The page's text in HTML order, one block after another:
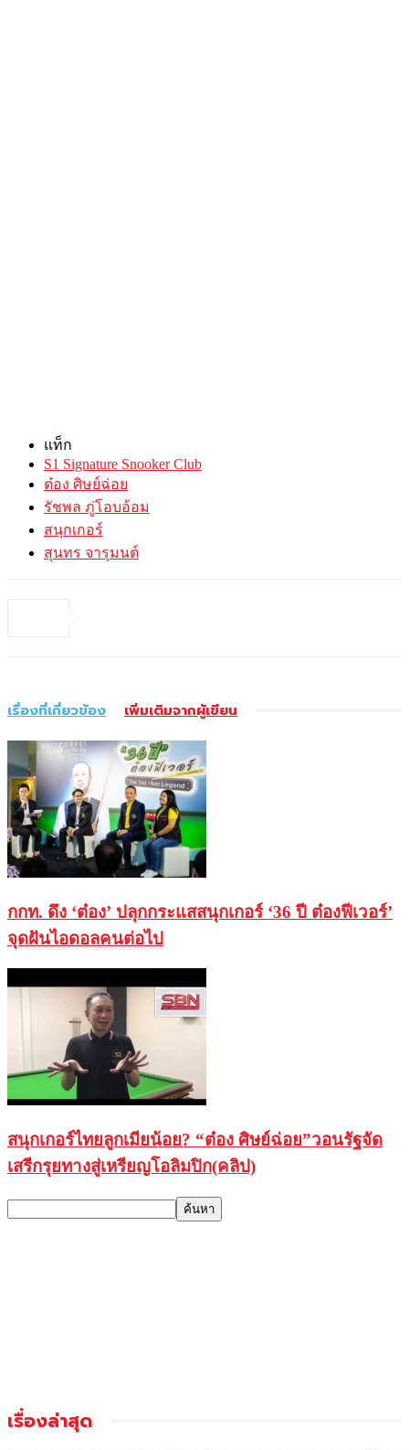
แท็ก
S1 Signature Snooker Club
ต๋อง ศิษย์ฉ่อย
รัชพล ภู่โอบอ้อม
สนุกเกอร์
สุนทร จารุมนต์
เรื่องที่เกี่ยวข้อง เพิ่มเติมจากผู้เขียน
กกท. ดึง ‘ต๋อง’ ปลุกกระแสสนุกเกอร์ ‘36 ปี ต๋องฟีเวอร์’
จุดฝันไอดอลคนต่อไป
สนุกเกอร์ไทยลูกเมียน้อย? “ต๋อง ศิษย์ฉ่อย”วอนรัฐจัด
เสรีกรุยทางสู่เหรียญโอลิมปิก(คลิป)
เรื่องล่าสุด